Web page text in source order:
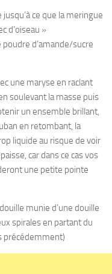
ce que la meringue
d’oiseau »
d’amande/sucre
une maryse en raclant
soulevant la masse puis
un ensemble brillant,
en retombant, la
liquide au risque de voir
car dans ce cas vos
une petite pointe
munie d’une douille
spirales en partant du
précédemment)